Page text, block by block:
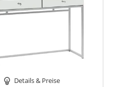
Details & Preise